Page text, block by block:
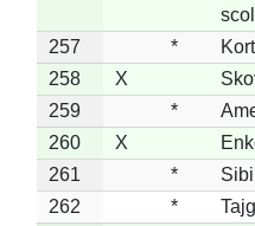
257
*
258
X
259
*
260
X
261
*
262
*